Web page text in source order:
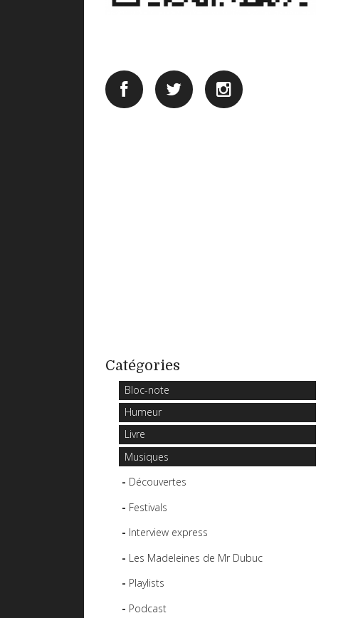
Catégories
Bloc-note
Humeur
Livre
Musiques
Découvertes
Festivals
Interview express
Les Madeleines de Mr Dubuc
Playlists
Podcast